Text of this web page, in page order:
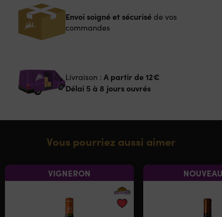
Envoi soigné et sécuriséde vos
commandes
Livraison : A partir de 12€
Délai 5 à 8 jours ouvrés
Vous pourriez aussi aimer
VIGNERON